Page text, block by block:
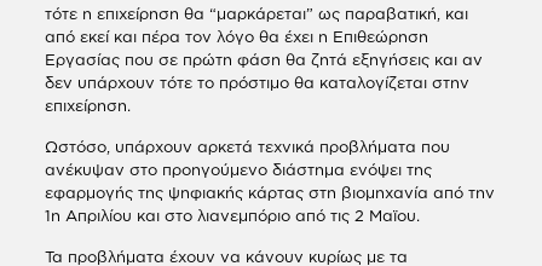
τότε η επιχείρηση θα “μαρκάρεται” ως παραβατική, και
από εκεί και πέρα τον λόγο θα έχει η Επιθεώρηση
Εργασίας που σε πρώτη φάση θα ζητά εξηγήσεις και αν
δεν υπάρχουν τότε το πρόστιμο θα καταλογίζεται στην
επιχείρηση.
Ωστόσο, υπάρχουν αρκετά τεχνικά προβλήματα που
ανέκυψαν στο προηγούμενο διάστημα ενόψει της
εφαρμογής της ψηφιακής κάρτας στη βιομηχανία από την
1η Απριλίου και στο λιανεμπόριο από τις 2 Μαϊου.
Τα προβλήματα έχουν να κάνουν κυρίως με τα